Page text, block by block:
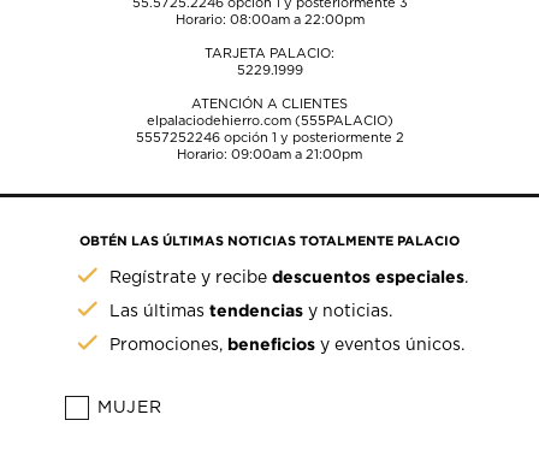
55.5725.2246opción 1 y posteriormente 3
Horario: 08:00am a 22:00pm
TARJETA PALACIO:
5229.1999
ATENCIÓN A CLIENTES
elpalaciodehierro.com (555PALACIO)
5557252246opción 1 y posteriormente 2
Horario: 09:00am a 21:00pm
OBTÉN LAS ÚLTIMAS NOTICIAS TOTALMENTE PALACIO
Regístrate y recibedescuentos especiales.
Las últimastendencias y noticias.
Promociones, beneficios y eventos únicos.
MUJER